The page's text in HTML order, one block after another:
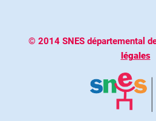
© 2014 SNES départemental
légales